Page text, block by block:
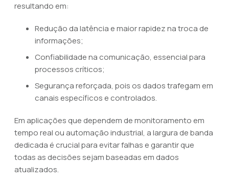
resultando em:
Redução da latência e maior rapidez na troca de
informações;
Confiabilidade na comunicação, essencial para
processos críticos;
Segurança reforçada, pois os dados trafegam em
canais específicos e controlados.
Em aplicações que dependem de monitoramento em
tempo real ou automação industrial, a largura de banda
dedicada é crucial para evitar falhas e garantir que
todas as decisões sejam baseadas em dados
atualizados.